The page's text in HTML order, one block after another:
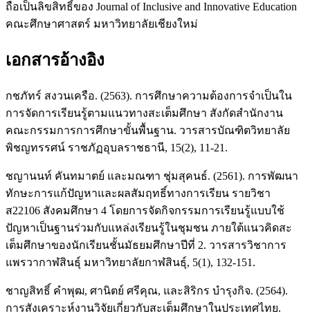
ถือเป็นลิขสิทธิ์ของ Journal of Inclusive and Innovative Education
คณะศึกษาศาสตร์ มหาวิทยาลัยเชียงใหม่
เอกสารอ้างอิง
กชภัทร์ สงวนเครือ. (2563). การศึกษาความต้องการจำเป็นใน
การจัดการเรียนรู้ตามแนวทางสะเต็มศึกษา สังกัดสำนักงาน
คณะกรรมการการศึกษาขั้นพื้นฐาน. วารสารบัณฑิตวิทยาลัย
พิชญทรรศน์ ราชภัฏอุบลราชธานี, 15(2), 11-21.
ชญานนท์ คันทมาตย์ และมณฑา ชุ่มสุคนธ์. (2561). การพัฒนา
ทักษะการแก้ปัญหาและผลสัมฤทธิ์ทางการเรียน รายวิชา
ส22106 สังคมศึกษา 4 โดยการจัดกิจกรรมการเรียนรู้แบบใช้
ปัญหาเป็นฐานร่วมกับแหล่งเรียนรู้ในชุมชน ภายใต้แนวคิดสะ
เต็มศึกษาของนักเรียนชั้นมัธยมศึกษาปีที่ 2. วารสารวิชาการ
แพรวากาฬสินธุ์ มหาวิทยาลัยกาฬสินธุ์, 5(1), 132-151.
ชาญสิทธิ์ คำพุฒ, ศานิตย์ ศรีคุณ, และสิริกร บำรุงกิจ. (2564).
การสังเคราะห์งานวิจัยเกี่ยวกับสะเต็มศึกษาในประเทศไทย.